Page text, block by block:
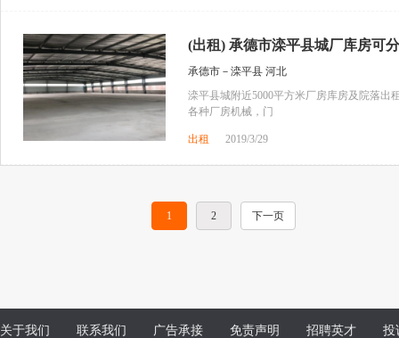
(出租) 承德市滦平县城厂库房可
承德市－滦平县 河北
滦平县城附近5000平方米厂房库房及院落出
各种厂房机械，门
出租 2019/3/29
1 2 下一页
关于我们 联系我们 广告承接 免责声明 招聘英才 投